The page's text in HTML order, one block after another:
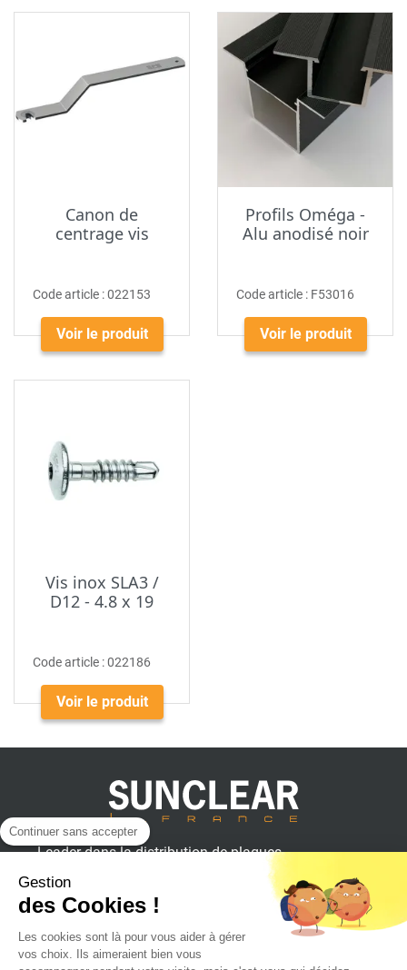
Canon de
centrage vis
Code article :022153
Voir le produit
Profils Oméga -
Alu anodisé noir
Code article : F53016
Voir le produit
Vis inox SLA3 /
D12 - 4.8 x 19
Code article :022186
Voir le produit
Leader dans la distribution de plaques
plastiques, aluminium et composites
pour professionnels.
SUNCLEAR France
Continuer sans accepter
Gestion
des Cookies !
Les cookies sont là pour vous aider à gérer
vos choix. Ils aimeraient bien vous